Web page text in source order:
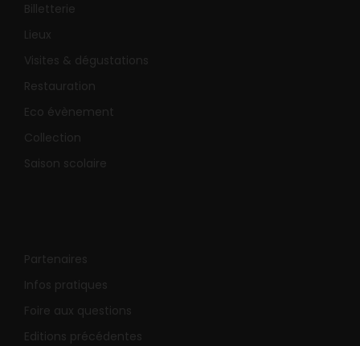
Billetterie
Lieux
Visites & dégustations
Restauration
Eco évènement
Collection
Saison scolaire
Partenaires
Infos pratiques
Foire aux questions
Editions précédentes